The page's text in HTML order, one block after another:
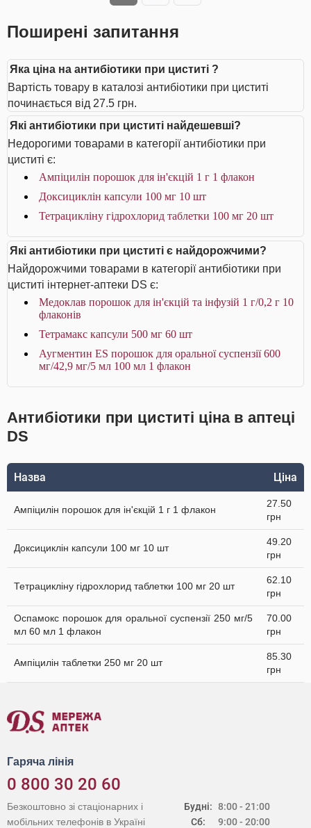
Поширені запитання
Яка ціна на антибіотики при циститі ?
Вартість товару в каталозі антибіотики при циститі
починається від 27.5 грн.
Які антибіотики при циститі найдешевші?
Недорогими товарами в категорії антибіотики при
циститі є:
Ампіцилін порошок для ін'єкцій 1 г 1 флакон
Доксициклін капсули 100 мг 10 шт
Тетрацикліну гідрохлорид таблетки 100 мг 20 шт
Які антибіотики при циститі є найдорожчими?
Найдорожчими товарами в категорії антибіотики при
циститі інтернет-аптеки DS є:
Медоклав порошок для ін'єкцій та інфузій 1 г/0,2 г 10
флаконів
Тетрамакс капсули 500 мг 60 шт
Аугментин ES порошок для оральної суспензії 600
мг/42,9 мг/5 мл 100 мл 1 флакон
Антибіотики при циститі ціна в аптеці
DS
Назва Ціна
Ампіцилін порошок для ін'єкцій 1 г 1 флакон
27.50
грн
Доксициклін капсули 100 мг 10 шт
49.20
грн
Тетрацикліну гідрохлорид таблетки 100 мг 20 шт
62.10
грн
Оспамокс порошок для оральної суспензії 250 мг/5
мл 60 мл 1 флакон
70.00
грн
Ампіцилін таблетки 250 мг 20 шт
85.30
грн
Гаряча лінія
0 800 30 20 60
Будні:
Сб:
8:00 - 21:00
9:00 - 20:00
Безкоштовно зі стаціонарних і
мобільних телефонів в Україні